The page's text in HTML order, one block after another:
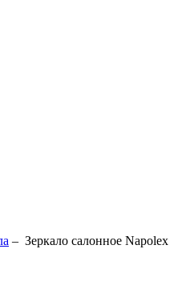
– Зеркало салонное Napolex